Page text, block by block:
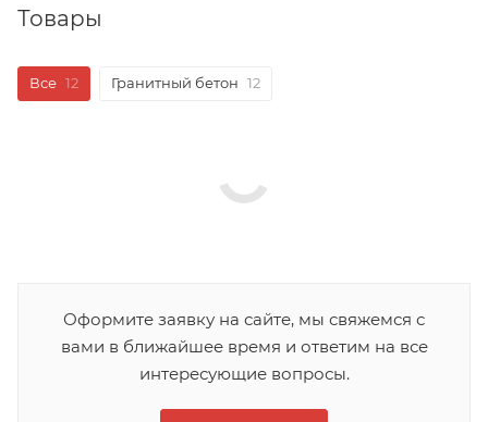
Товары
Все 12 Гранитный бетон 12
Оформите заявку на сайте, мы свяжемся с
вами в ближайшее время и ответим на все
интересующие вопросы.